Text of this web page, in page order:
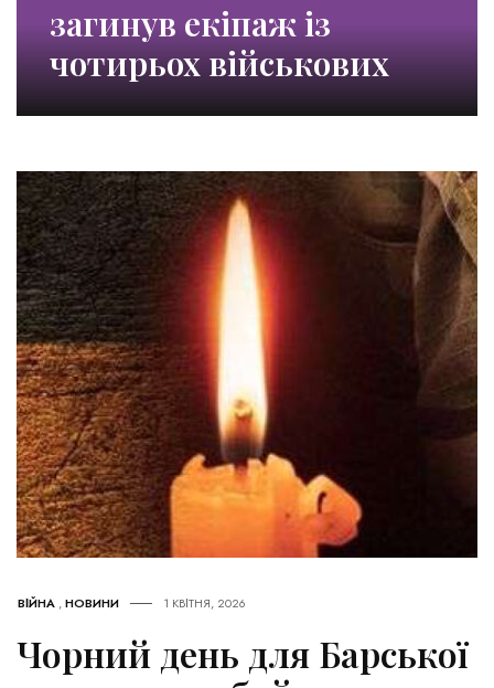
загинув екіпаж із
чотирьох військових
ВІЙНА ,НОВИНИ 1 КВІТНЯ, 2026
Чорний день для Барської